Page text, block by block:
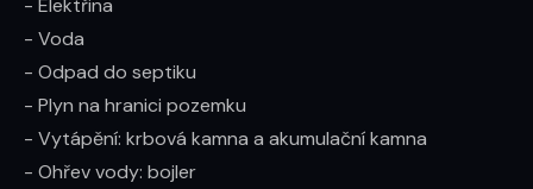
- Elektřina
- Voda
- Odpad do septiku
- Plyn na hranici pozemku
- Vytápění: krbová kamna a akumulační kamna
- Ohřev vody: bojler